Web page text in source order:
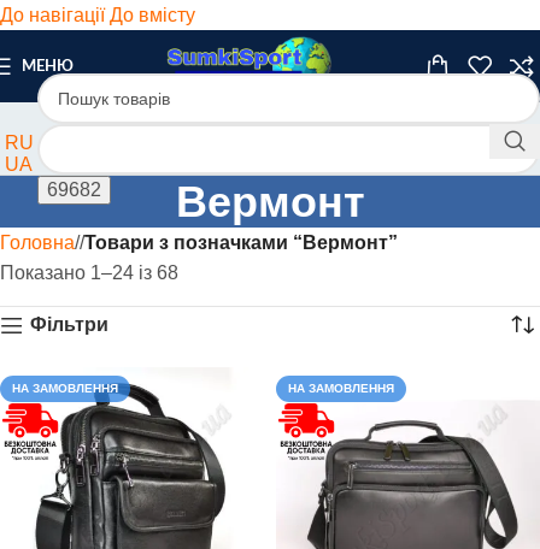
До навігаціїДо вмісту
МЕНЮ
RU
UA
Вермонт
Головна/ Товари з позначками “Вермонт”
Показано 1–24 із 68
Фільтри
НА ЗАМОВЛЕННЯ НА ЗАМОВЛЕННЯ